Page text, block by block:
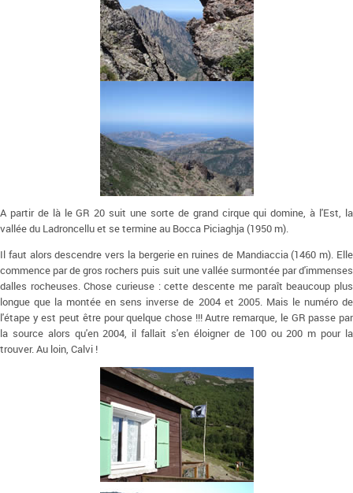
A partir de là le GR 20 suit une sorte de grand cirque qui domine, à l'Est, la
vallée du Ladroncellu et se termine au Bocca Piciaghja (1950 m).
Il faut alors descendre vers la bergerie en ruines de Mandiaccia (1460 m). Elle
commence par de gros rochers puis suit une vallée surmontée par d'immenses
dalles rocheuses. Chose curieuse : cette descente me paraît beaucoup plus
longue que la montée en sens inverse de 2004 et 2005. Mais le numéro de
l'étape y est peut être pour quelque chose !!! Autre remarque, le GR passe par
la source alors qu'en 2004, il fallait s'en éloigner de 100 ou 200 m pour la
trouver. Au loin, Calvi !